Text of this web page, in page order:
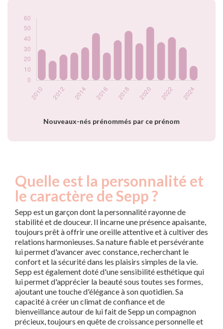
Nouveaux-nés prénommés par ce prénom
Popularité du
2019
2021
2022
2023
14
Quelle est la personnalité et
le caractère de Sepp ?
Sepp est un garçon dont la personnalité rayonne de
stabilité et de douceur. Il incarne une présence apaisante,
toujours prêt à offrir une oreille attentive et à cultiver des
relations harmonieuses. Sa nature fiable et persévérante
lui permet d'avancer avec constance, recherchant le
confort et la sécurité dans les plaisirs simples de la vie.
Sepp est également doté d'une sensibilité esthétique qui
lui permet d'apprécier la beauté sous toutes ses formes,
ajoutant une touche d'élégance à son quotidien. Sa
capacité à créer un climat de confiance et de
bienveillance autour de lui fait de Sepp un compagnon
précieux, toujours en quête de croissance personnelle et